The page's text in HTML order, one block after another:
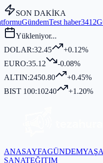
SON DAKİKA
haber3412GündemDışişleri
Yükleniyor...
DOLAR:32.45
+0.12%
EURO:35.12
-0.08%
ALTIN:2450.80
+0.45%
BIST 100:10240 +1.20%
ANASAYFAGÜNDEM
SANATEĞITIM